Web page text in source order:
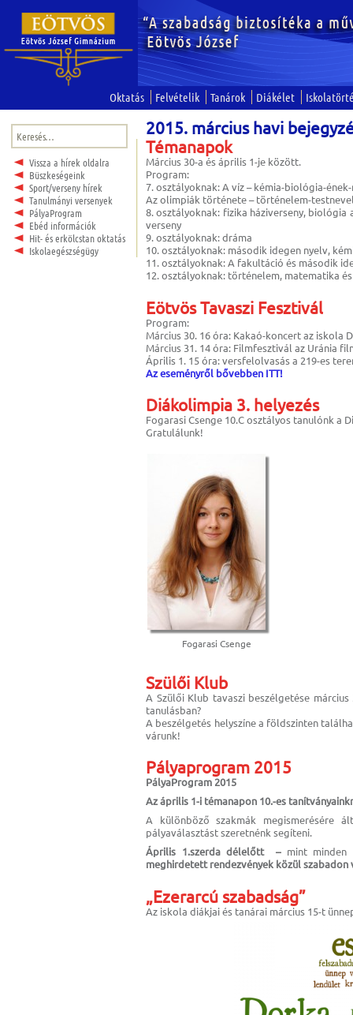
Oktatás Felvételik Tanárok Diákélet
Keresés:
Vissza a hírek oldalra
Büszkeségeink
Sport/verseny hírek
Tanulmányi versenyek
PályaProgram
Ebéd információk
Hit- és erkölcstan oktatás
Iskolaegészségügy
2015. március havi
Témanapok
Március 30-a és április 1-je között.
Program:
7. osztályoknak: A víz – kémia-biológia-
Az olimpiák története – történelem-
8. osztályoknak: fizika háziverseny,
verseny
9. osztályoknak: dráma
10. osztályoknak: második idegen nyelv,
11. osztályoknak: A fakultáció és második
12. osztályoknak: történelem, matematika
Eötvös Tavaszi Fesztivál
Program:
Március 30. 16 óra: Kakaó-koncert az iskola
Március 31. 14 óra: Filmfesztivál az Uránia
Április 1. 15 óra: versfelolvasás a 219-es
Az eseményről bővebben ITT!
Diákolimpia 3. helyezés
Fogarasi Csenge 10.C osztályos tanulónk a
Gratulálunk!
Fogarasi Csenge
Szülői Klub
A Szülői Klub tavaszi beszélgetése
tanulásban?
A beszélgetés helyszíne a földszinten
várunk!
Pályaprogram 2015
PályaProgram 2015
Az április 1-i témanapon 10.-es
A különböző szakmák megismerésére
pályaválasztást szeretnénk segíteni.
Április 1.szerda délelőtt –mint minden
meghirdetett rendezvények közül
„Ezerarcú szabadság”
Az iskola diákjai és tanárai március 15-t